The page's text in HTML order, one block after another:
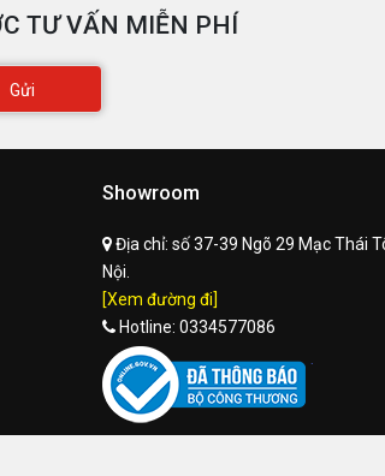
TƯ VẤN MIỄN PHÍ
Gửi
Showroom
Địa chỉ: số 37-39 Ngõ 29 Mạc Thái
Nội.
[Xem đường đi]
Hotline: 0334577086